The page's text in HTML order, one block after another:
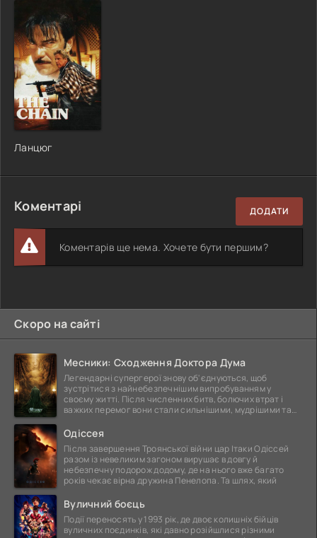
Ланцюг
Коментарі ДОДАТИ
Коментарів ще нема. Хочете бути першим?
Скоро на сайті
Месники: Сходження Доктора Дума
Легендарні супергерої знову об'єднуються, щоб
зустрітися з найнебезпечнішим випробуванням у
своєму житті. Після численних битв, болючих втрат і
важких перемог вони стали сильнішими, мудрішими та
Одіссея
Після завершення Троянської війни цар Ітаки Одіссей
разом із невеликим загоном вирушає в довгу й
небезпечну подорож додому, де на нього вже багато
років чекає вірна дружина Пенелопа. Та шлях, який
Вуличний боєць
Події переносять у 1993 рік, де двоє колишніх бійців
вуличних поєдинків, які давно розійшлися різними